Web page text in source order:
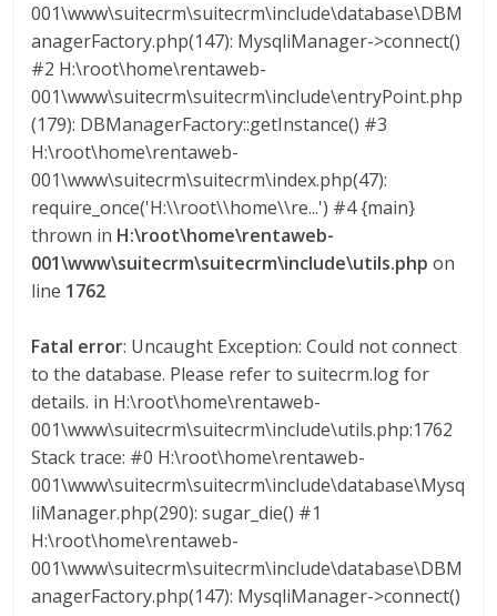
p
o
s
y
M
a
q
u
n
001\www\suitecrm\suitecrm\include\database\DBM
anagerFactory.php(147): MysqliManager->connect()
#2 H:\root\home\rentaweb-
001\www\suitecrm\suitecrm\include\entryPoint.php
(179): DBManagerFactory::getInstance() #3
H:\root\home\rentaweb-
001\www\suitecrm\suitecrm\index.php(47):
require_once('H:\\root\\home\\re...') #4 {main}
thrown in H:\root\home\rentaweb-
001\www\suitecrm\suitecrm\include\utils.php on
line 1762
Fatal error: Uncaught Exception: Could not connect
to the database. Please refer to suitecrm.log for
details. in H:\root\home\rentaweb-
001\www\suitecrm\suitecrm\include\utils.php:1762
Stack trace: #0 H:\root\home\rentaweb-
001\www\suitecrm\suitecrm\include\database\Mysq
liManager.php(290): sugar_die() #1
H:\root\home\rentaweb-
001\www\suitecrm\suitecrm\include\database\DBM
anagerFactory.php(147): MysqliManager->connect()